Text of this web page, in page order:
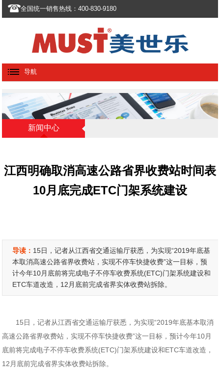
全国统一销售热线：400-830-9180
导航
新闻中心
江西明确取消高速公路省界收费站时间表
10月底完成ETC门架系统建设
导读： 15日，记者从江西省交通运输厅获悉，为实现“2019年底基
本取消高速公路省界收费站，实现不停车快捷收费”这一目标，预
计今年10月底前将完成电子不停车收费系统(ETC)门架系统建设和
ETC车道改造，12月底前完成省界实体收费站拆除。
15日，记者从江西省交通运输厅获悉，为实现“2019年底基本取消
高速公路省界收费站，实现不停车快捷收费”这一目标，预计今年10月
底前将完成电子不停车收费系统(ETC)门架系统建设和ETC车道改造，
12月底前完成省界实体收费站拆除。